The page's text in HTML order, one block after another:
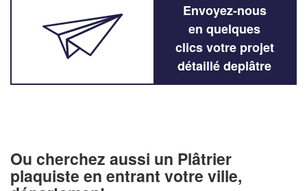
Envoyez-nous
en quelques
clics votre projet
détaillé deplâtre
Ou cherchez aussi un Plâtrier
plaquiste en entrant votre ville,